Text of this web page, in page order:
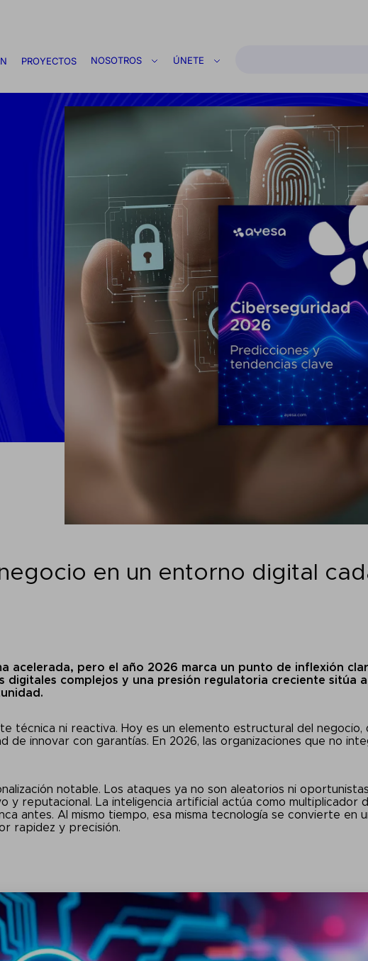
PROYECTOS NOSOTROS ÚNETE
en un entorno digital
acelerada, pero el año 2026 marca un punto de inflexión
complejos y una presión regulatoria creciente sitúa
técnica ni reactiva. Hoy es un elemento estructural del negocio,
innovar con garantías. En 2026, las organizaciones que no
notable. Los ataques ya no son aleatorios ni
reputacional. La inteligencia artificial actúa como multiplicador
antes. Al mismo tiempo, esa misma tecnología se convierte en
rapidez y precisión.